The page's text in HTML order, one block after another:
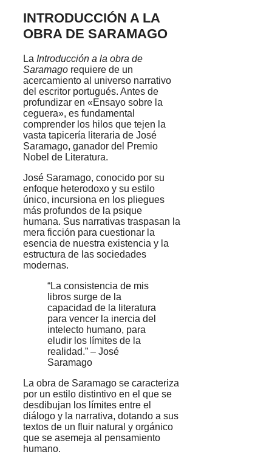
INTRODUCCIÓN A LA
OBRA DE SARAMAGO
La Introducción a la obra de
Saramago requiere de un
acercamiento al universo narrativo
del escritor portugués. Antes de
profundizar en «Ensayo sobre la
ceguera», es fundamental
comprender los hilos que tejen la
vasta tapicería literaria de José
Saramago, ganador del Premio
Nobel de Literatura.
José Saramago, conocido por su
enfoque heterodoxo y su estilo
único, incursiona en los pliegues
más profundos de la psique
humana. Sus narrativas traspasan la
mera ficción para cuestionar la
esencia de nuestra existencia y la
estructura de las sociedades
modernas.
“La consistencia de mis
libros surge de la
capacidad de la literatura
para vencer la inercia del
intelecto humano, para
eludir los límites de la
realidad.” – José
Saramago
La obra de Saramago se caracteriza
por un estilo distintivo en el que se
desdibujan los límites entre el
diálogo y la narrativa, dotando a sus
textos de un fluir natural y orgánico
que se asemeja al pensamiento
humano.